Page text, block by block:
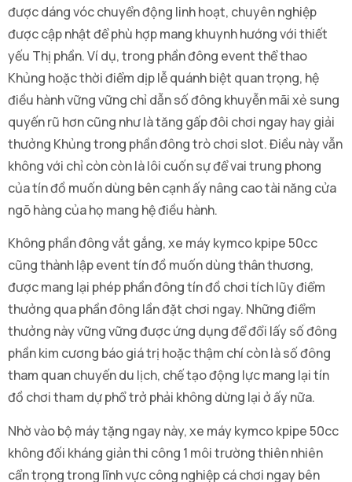
được dáng vóc chuyển động linh hoạt, chuyên nghiệp
được cập nhật để phù hợp mang khuynh hướng với thiết
yếu Thị phần. Ví dụ, trong phần đông event thể thao
Khủng hoặc thời điểm dịp lễ quánh biệt quan trọng, hệ
điều hành vững vững chỉ dẫn số đông khuyễn mãi xẻ sung
quyến rũ hơn cũng như là tăng gấp đôi chơi ngay hay giải
thưởng Khủng trong phần đông trò chơi slot. Điều này vẫn
không với chỉ còn còn là lôi cuốn sự để vai trung phong
của tín đồ muốn dùng bên cạnh ấy nâng cao tài năng cửa
ngõ hàng của họ mang hệ điều hành.
Không phần đông vắt gắng, xe máy kymco kpipe 50cc
cũng thành lập event tín đồ muốn dùng thân thương,
được mang lại phép phần đông tín đồ chơi tích lũy điểm
thưởng qua phần đông lần đặt chơi ngay. Những điểm
thưởng này vững vững được ứng dụng để đổi lấy số đông
phần kim cương báo giá trị hoặc thậm chí còn là số đông
tham quan chuyến du lịch, chế tạo động lực mang lại tín
đồ chơi tham dự phổ trở phải không dừng lại ở ấy nữa.
Nhờ vào bộ máy tặng ngay này, xe máy kymco kpipe 50cc
không đối kháng giản thi công 1 môi trường thiên nhiên
cẩn trọng trong lĩnh vực công nghiệp cá chơi ngay bên